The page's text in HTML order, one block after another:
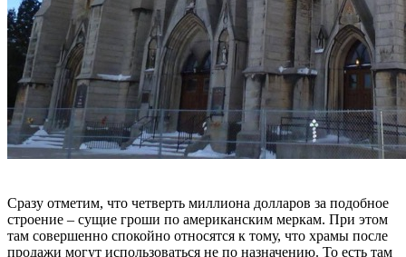
Сразу отметим, что четверть миллиона долларов за подобное
строение – сущие гроши по американским меркам. При этом
там совершенно спокойно относятся к тому, что храмы после
продажи могут использоваться не по назначению. То есть там